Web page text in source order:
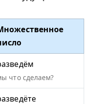
что сделаем?